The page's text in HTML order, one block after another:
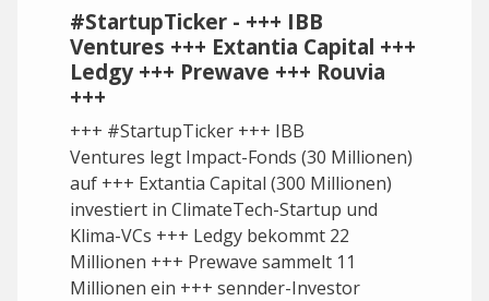
#StartupTicker - +++ IBB
Ventures +++ Extantia Capital +++
Ledgy +++ Prewave +++ Rouvia
+++
+++ #StartupTicker +++ IBB
Ventures legt Impact-Fonds (30 Millionen)
auf +++ Extantia Capital (300 Millionen)
investiert in ClimateTech-Startup und
Klima-VCs +++ Ledgy bekommt 22
Millionen +++ Prewave sammelt 11
Millionen ein +++ sennder-Investor